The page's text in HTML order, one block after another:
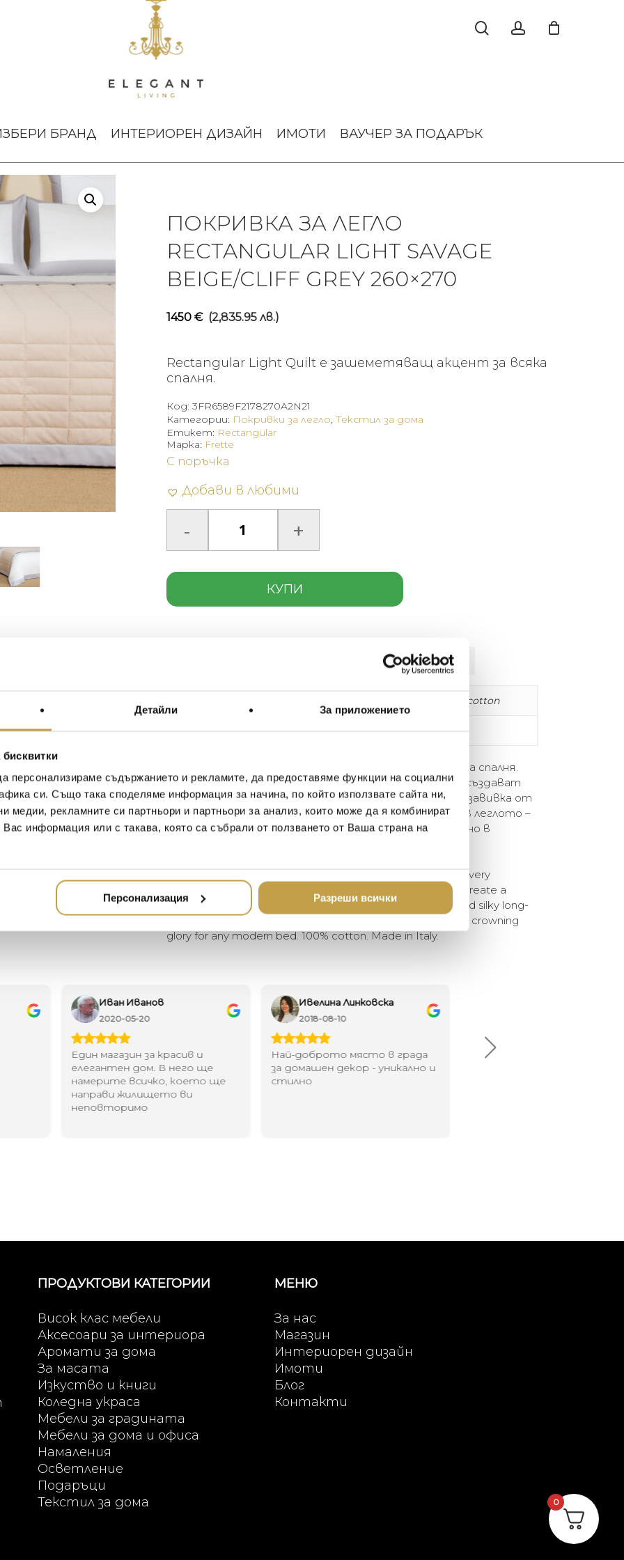
Детайли За приложението
персонализираме съдържанието и рекламите, да предоставяме функции на социални
си. Също така споделяме информация за начина, по който използвате сайта ни,
медии, рекламните си партньори и партньори за анализ, които може да я комбинират
Вас информация или с такава, която са събрали от ползването от Ваша страна на
Персонализация Разреши всички
БРАНД ИНТЕРИОРЕН ДИЗАЙН ИМОТИ ВАУЧЕР ЗА ПОДАРЪК
ПОКРИВКА ЗА ЛЕГЛО
RECTANGULAR LIGHT SAVAGE
BEIGE/CLIFF GREY 260×270
1450 € (2,835.95 лв.)
Rectangular Light Quilt е зашеметяващ акцент за всяка
спалня.
Код: 3FR6589F2178270A2N21
Категории: Покривки за легло, Текстил за дома
Етикет: Rectangular
С поръчка
Добави в любими
КУПИ
Марка: Frette
Допълнителна информация
100% памук / 100% cotton
Размери / Dimensions 270X260 cm
Rectangular Light Quilt е зашеметяващ акцент за всяка спалня.
Предлага се в дръзки контрастни цветове, които създават
симетрична фокусна точка във всяка стая. Леката завивка от
мек и нежен памучен сатен е идеална за уютна нощ в леглото –
бижу за всяко модерно легло. 100% памук. Произведено в
The Rectangular Light Quilt is a stunning accent piece for every
bedroom space. Available in bold contrasting colours that create a
symmetrical focal point in any room, the light quilt in soft and silky long-
staple cotton sateen is perfect for a cosy night in bed – the crowning
glory for any modern bed. 100% cotton. Made in Italy.
Иван Иванов
2020-05-20
Един магазин за красив и
елегантен дом. В него ще
намерите всичко, което ще
направи жилището ви
неповторимо
Ивелина Линковска
2018-08-10
Най-доброто място в града
за домашен декор - уникално и
стилно
Хареса ми
ПРОДУКТОВИ КАТЕГОРИИ
Висок клас мебели
Аксесоари за интериора
Аромати за дома
За масата
Изкуство и книги
Коледна украса
Мебели за градината
Мебели за дома и офиса
Намаления
Осветление
Подаръци
Текстил за дома
МЕНЮ
За нас
Магазин
Интериорен дизайн
Имоти
Блог
Контакти
0